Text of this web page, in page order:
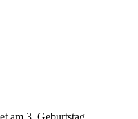
am 3. Geburtstag